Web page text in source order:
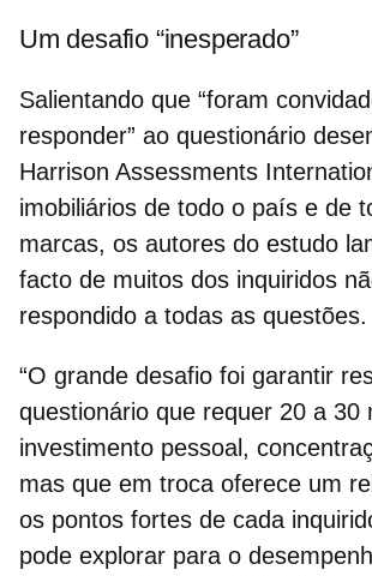
Um desafio “inesperado”
Salientando que “foram
responder” ao questionário
Harrison Assessments
imobiliários de todo o país e de
marcas, os autores do estudo
facto de muitos dos inquiridos
respondido a todas as questões.
“O grande desafio foi garantir
questionário que requer 20 a 30
investimento pessoal,
mas que em troca oferece um
os pontos fortes de cada
pode explorar para o